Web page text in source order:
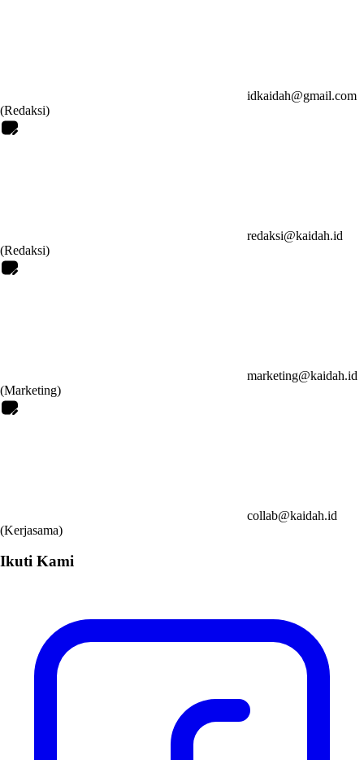
idkaidah@gmail.com
(Redaksi)
redaksi@kaidah.id
(Redaksi)
marketing@kaidah.id
(Marketing)
collab@kaidah.id
(Kerjasama)
Ikuti Kami